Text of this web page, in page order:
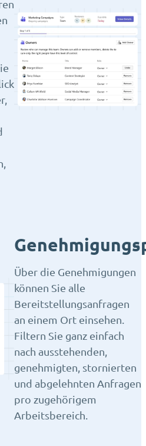
Über die Genehmigungen
können Sie alle
Bereitstellungsanfragen
an einem Ort einsehen.
Filtern Sie ganz einfach
nach ausstehenden,
genehmigten, stornierten
und abgelehnten Anfragen
pro zugehörigem
Arbeitsbereich.